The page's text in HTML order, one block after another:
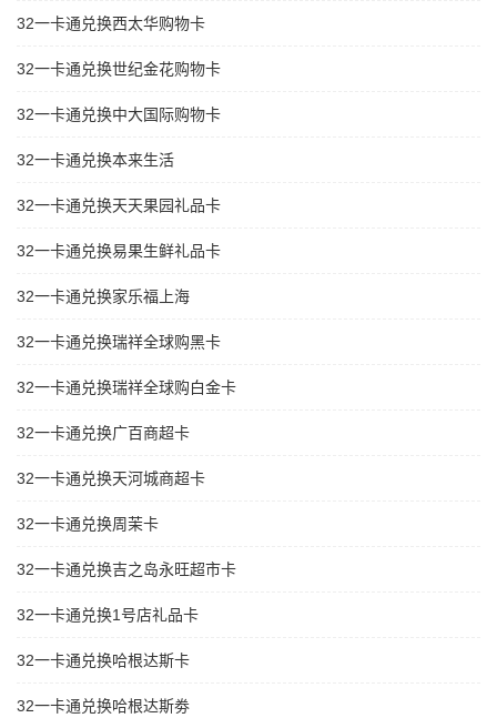
32一卡通兑换西太华购物卡
32一卡通兑换世纪金花购物卡
32一卡通兑换中大国际购物卡
32一卡通兑换本来生活
32一卡通兑换天天果园礼品卡
32一卡通兑换易果生鲜礼品卡
32一卡通兑换家乐福上海
32一卡通兑换瑞祥全球购黑卡
32一卡通兑换瑞祥全球购白金卡
32一卡通兑换广百商超卡
32一卡通兑换天河城商超卡
32一卡通兑换周茉卡
32一卡通兑换吉之岛永旺超市卡
32一卡通兑换1号店礼品卡
32一卡通兑换哈根达斯卡
32一卡通兑换哈根达斯劵